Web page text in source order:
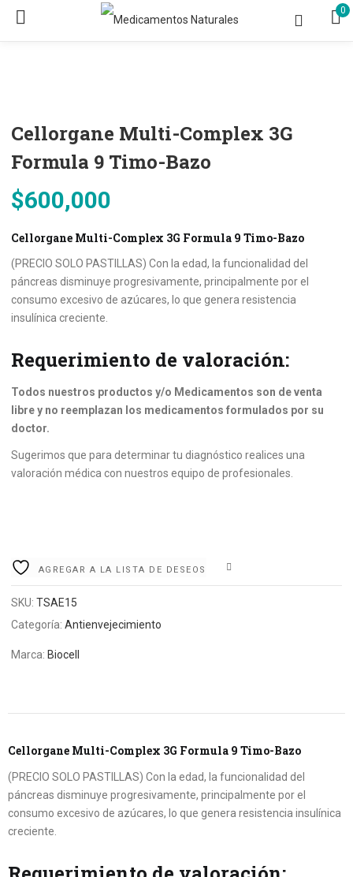
0
Cellorgane Multi-Complex 3G
Formula 9 Timo-Bazo
$600,000
Cellorgane Multi-Complex 3G Formula 9 Timo-Bazo
(PRECIO SOLO PASTILLAS) Con la edad, la funcionalidad del
páncreas disminuye progresivamente, principalmente por el
consumo excesivo de azúcares, lo que genera resistencia
insulínica creciente.
Requerimiento de valoración:
Todos nuestros productos y/o Medicamentos son de venta
libre y no reemplazan los medicamentos formulados por su
doctor.
Sugerimos que para determinar tu diagnóstico realices una
valoración médica con nuestros equipo de profesionales.
AGREGAR A LA LISTA DE DESEOS
SKU:TSAE15
Categoría:Antienvejecimiento
Marca:Biocell
Cellorgane Multi-Complex 3G Formula 9 Timo-Bazo
(PRECIO SOLO PASTILLAS) Con la edad, la funcionalidad del
páncreas disminuye progresivamente, principalmente por el
consumo excesivo de azúcares, lo que genera resistencia insulínica
creciente.